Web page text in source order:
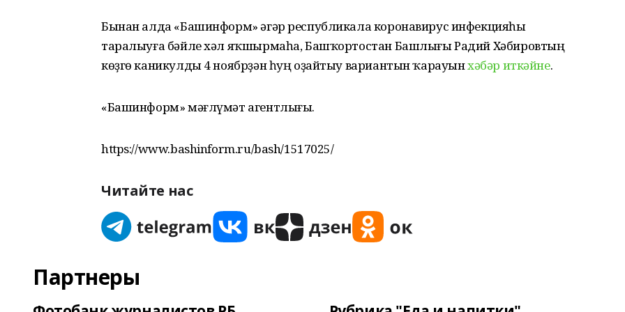
Бынан алда «Башинформ» әгәр республикала коронавирус инфекцияһы
таралыуға бәйле хәл яҡшырмаһа, Башҡортостан Башлығы Радий Хәбировтың
көҙгө каникулды 4 ноябрҙән һуң оҙайтыу вариантын ҡарауынхәбәр иткәйне.
«Башинформ» мәғлүмәт агентлығы.
https://www.bashinform.ru/bash/1517025/
Читайте нас
Партнеры